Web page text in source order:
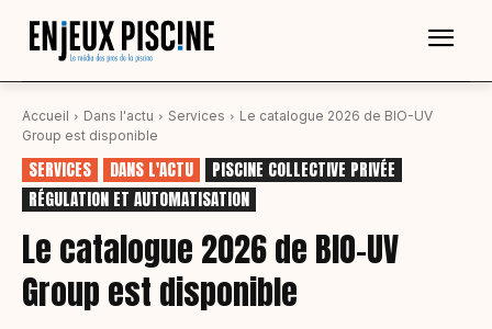
Accueil Dans l'actu Services
Le catalogue 2026 de BIO-UV
Group est disponible
SERVICES DANS L'ACTU
PISCINE COLLECTIVE PRIVÉE
RÉGULATION ET AUTOMATISATION
Le catalogue 2026 de BIO-UV
Group est disponible